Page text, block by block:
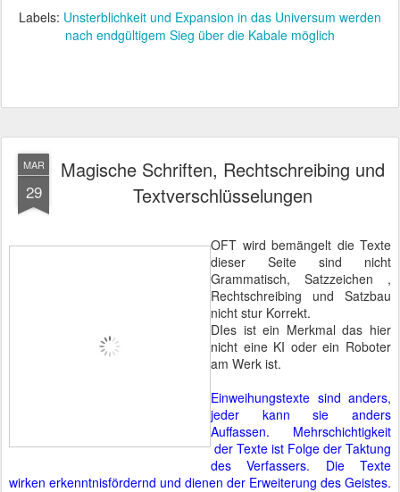
Labels: Unsterblichkeit und Expansion in das Universum werden
nach endgültigem Sieg über die Kabale möglich
MAR
29
Magische Schriften, Rechtschreibing und
Textverschlüsselungen
OFT wird bemängelt die Texte
dieser Seite sind nicht
Grammatisch, Satzzeichen ,
Rechtschreibing und Satzbau
nicht stur Korrekt.
DIes ist ein Merkmal das hier
nicht eine KI oder ein Roboter
am Werk ist.
Einweihungstexte sind anders,
jeder kann sie anders
Auffassen. Mehrschichtigkeit
der Texte ist Folge der Taktung
des Verfassers. Die Texte
wirken erkenntnisfördernd und dienen der Erweiterung des Geistes.